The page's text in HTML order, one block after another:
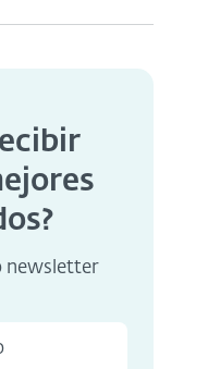
newsletter